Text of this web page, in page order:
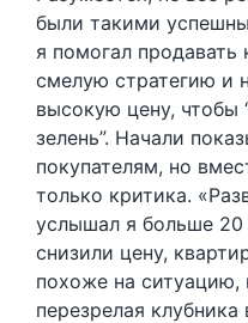
были такими
я помогал
смелую стратегию и
высокую цену, чтобы
зелень”. Начали
покупателям, но
только критика.
услышал я больше 20
снизили цену,
похоже на ситуацию,
перезрелая